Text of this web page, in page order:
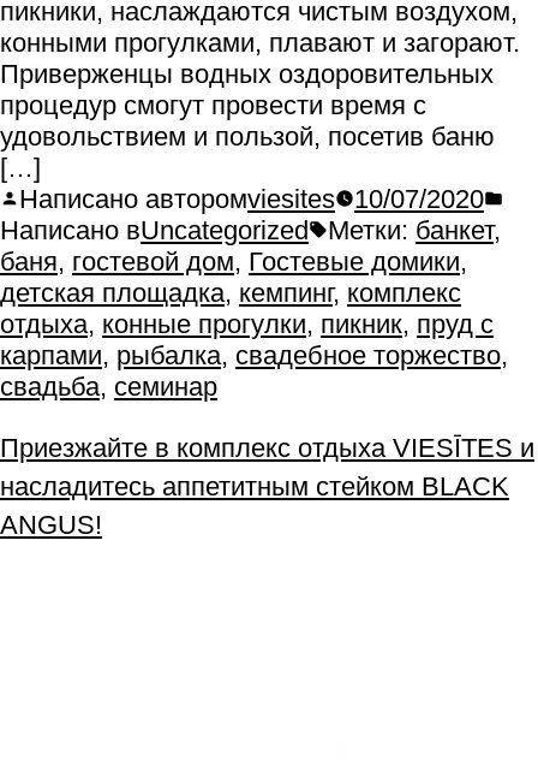
пикники, наслаждаются чистым воздухом,
конными прогулками, плавают и загорают.
Приверженцы водных оздоровительных
процедур смогут провести время с
удовольствием и пользой, посетив баню
[…]
Написано авторомviesites
10/07/2020
Написано вUncategorized Метки: банкет,
баня, гостевой дом, Гостевые домики,
детская площадка, кемпинг, комплекс
отдыха, конные прогулки, пикник, пруд с
карпами, рыбалка, свадебное торжество,
свадьба, семинар
Приезжайте в комплекс отдыха VIESĪTES и
насладитесь аппетитным стейком BLACK
ANGUS!